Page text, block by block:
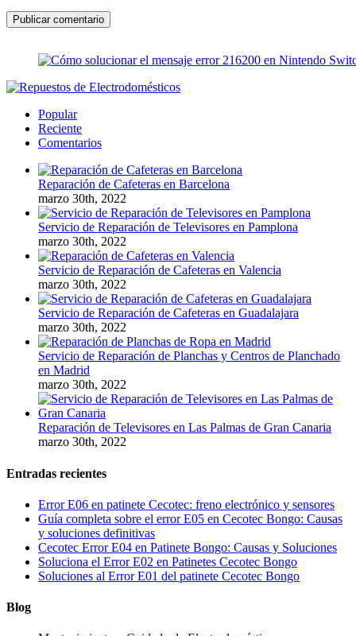
Popular
Reciente
Comentarios
Reparación de Cafeteras en Barcelona
marzo 30th, 2022
Servicio de Reparación de Televisores en Pamplona
marzo 30th, 2022
Servicio de Reparación de Cafeteras en Valencia
marzo 30th, 2022
Servicio de Reparación de Cafeteras en Guadalajara
marzo 30th, 2022
Servicio de Reparación de Planchas y Centros de Planchado
en Madrid
marzo 30th, 2022
Reparación de Televisores en Las Palmas de Gran Canaria
marzo 30th, 2022
Entradas recientes
Error E06 en patinete Cecotec: freno electrónico y sensores
Guía completa sobre el error E05 en Cecotec Bongo: Causas
y soluciones definitivas
Cecotec Error E04 en Patinete Bongo: Causas y Soluciones
Soluciona el Error E02 en Patinetes Cecotec Bongo
Soluciones al Error E01 del patinete Cecotec Bongo
Blog